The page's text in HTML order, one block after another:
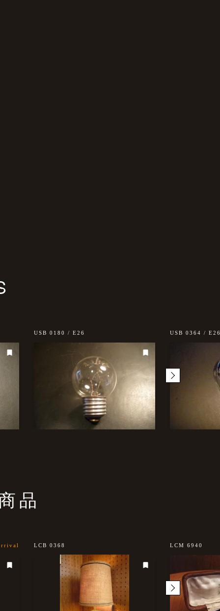
USB 0180 / E26 USB 0364 /
品
LCB 0368 LCM 6940